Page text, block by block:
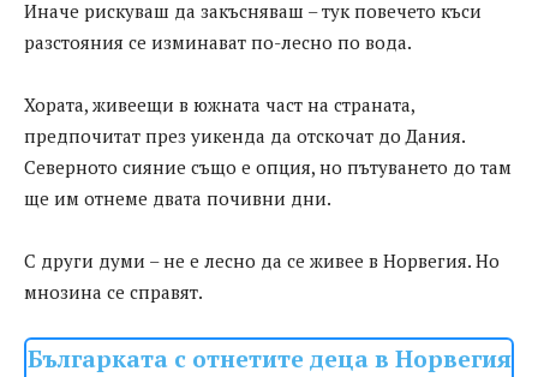
Иначе рискуваш да закъсняваш – тук повечето къси
разстояния се изминават по-лесно по вода.
Хората, живеещи в южната част на страната,
предпочитат през уикенда да отскочат до Дания.
Северното сияние също е опция, но пътуването до там
ще им отнеме двата почивни дни.
С други думи – не е лесно да се живее в Норвегия. Но
мнозина се справят.
Българката с отнетите деца в Норвегия